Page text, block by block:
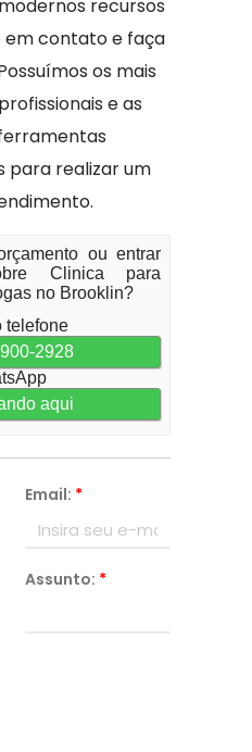
recursos
em contato e faça
os mais
e as
para realizar um
ou entrar
Clinica para
no Brooklin?
telefone
2928
aqui
Email: *
Assunto: *